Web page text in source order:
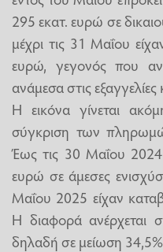
295 εκατ. ευρώ σε
μέχρι τις 31 Μαΐου
ευρώ, γεγονός που
ανάμεσα στις
Η εικόνα γίνεται
σύγκριση των
Έως τις 30 Μαΐου 2024
ευρώ σε άμεσες
Μαΐου 2025 είχαν
Η διαφορά ανέρχεται
δηλαδή σε μείωση